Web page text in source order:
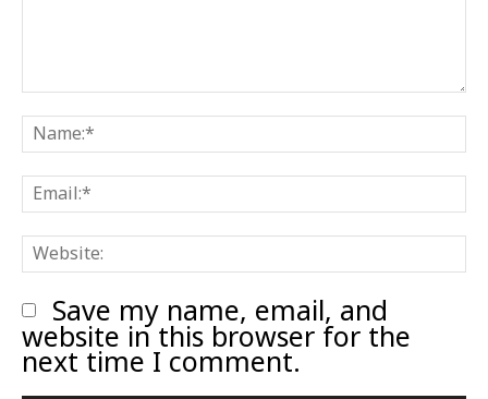
Comment:
Save my name, email, and
website in this browser for the
next time I comment.